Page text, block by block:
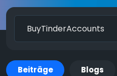
Beiträge Blogs